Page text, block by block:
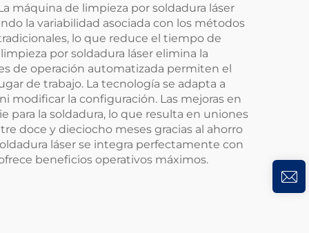
máquina de limpieza por soldadura láser
la variabilidad asociada con los métodos
lo que reduce el tiempo de
por soldadura láser elimina la
de operación automatizada permiten el
de trabajo. La tecnología se adapta a
modificar la configuración. Las mejoras en
la soldadura, lo que resulta en uniones
doce y dieciocho meses gracias al ahorro
láser se integra perfectamente con
beneficios operativos máximos.